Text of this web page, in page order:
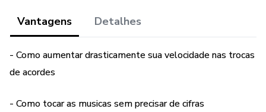
Vantagens Detalhes
- Como aumentar drasticamente sua velocidade nas trocas
de acordes
- Como tocar as musicas sem precisar de cifras